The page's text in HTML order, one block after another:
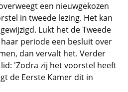
een nieuwgekozen
in tweede lezing. Het kan
Lukt het de Tweede
periode een besluit over
dan vervalt het. Verder
'Zodra zij het voorstel heeft
de Eerste Kamer dit in